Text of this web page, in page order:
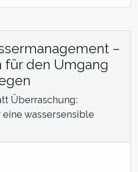
–
für den Umgang
Überraschung:
wassersensible